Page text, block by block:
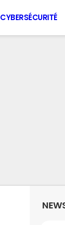
CYBERSÉCURITÉ